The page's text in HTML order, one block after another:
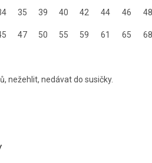
35 39 40 42 44 46 48
47 50 55 59 61 65 68
nežehlit, nedávat do susičky.